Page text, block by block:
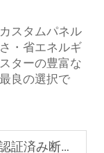
スタムパネル
・省エネルギ
ターの豊富な
良の選択で
断熱パネル